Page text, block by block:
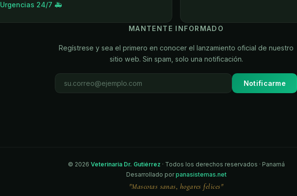
Urgencias 24/7 🚑
MANTENTE INFORMADO
Regístrese y sea el primero en conocer el lanzamiento oficial de nuestro
sitio web. Sin spam, solo una notificación.
Notificarme
© 2026 Veterinaria Dr. Gutiérrez · Todos los derechos reservados · Panamá
Desarrollado porpanasistemas.net
"Mascotas sanas, hogares felices"